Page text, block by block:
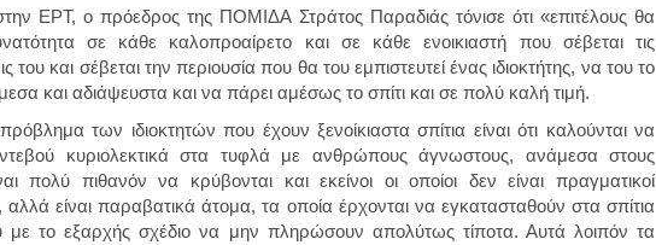
ΕΡΤ, ο πρόεδρος της ΠΟΜΙΔΑ Στράτος Παραδιάς τόνισε ότι «επιτέλους θα
σε κάθε καλοπροαίρετο και σε κάθε ενοικιαστή που σέβεται τις
του και σέβεται την περιουσία που θα του εμπιστευτεί ένας ιδιοκτήτης, να του το
και αδιάψευστα και να πάρει αμέσως το σπίτι και σε πολύ καλή τιμή.
των ιδιοκτητών που έχουν ξενοίκιαστα σπίτια είναι ότι καλούνται να
κυριολεκτικά στα τυφλά με ανθρώπους άγνωστους, ανάμεσα στους
πολύ πιθανόν να κρύβονται και εκείνοι οι οποίοι δεν είναι πραγματικοί
αλλά είναι παραβατικά άτομα, τα οποία έρχονται να εγκατασταθούν στα σπίτια
με το εξαρχής σχέδιο να μην πληρώσουν απολύτως τίποτα. Αυτά λοιπόν τα